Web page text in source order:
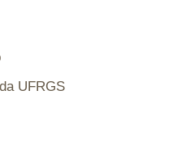
UFRGS